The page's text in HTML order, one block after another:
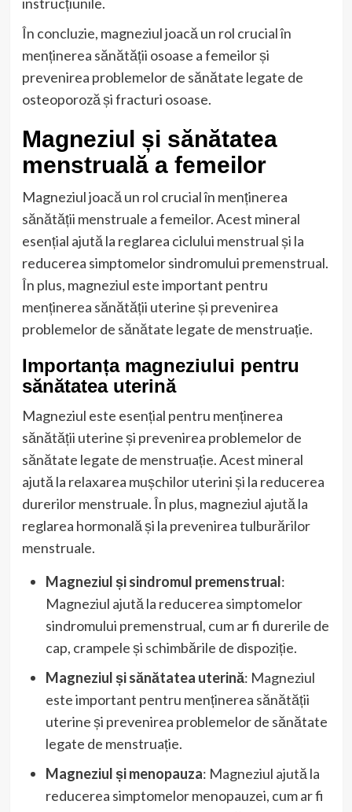
În concluzie, magneziul joacă un rol crucial în
menținerea sănătății osoase a femeilor și
prevenirea problemelor de sănătate legate de
osteoporoză și fracturi osoase.
Magneziul și sănătatea
menstruală a femeilor
Magneziul joacă un rol crucial în menținerea
sănătății menstruale a femeilor. Acest mineral
esențial ajută la reglarea ciclului menstrual și la
reducerea simptomelor sindromului premenstrual.
În plus, magneziul este important pentru
menținerea sănătății uterine și prevenirea
problemelor de sănătate legate de menstruație.
Importanța magneziului pentru
sănătatea uterină
Magneziul este esențial pentru menținerea
sănătății uterine și prevenirea problemelor de
sănătate legate de menstruație. Acest mineral
ajută la relaxarea mușchilor uterini și la reducerea
durerilor menstruale. În plus, magneziul ajută la
reglarea hormonală și la prevenirea tulburărilor
menstruale.
Magneziul și sindromul premenstrual:
Magneziul ajută la reducerea simptomelor
sindromului premenstrual, cum ar fi durerile de
cap, crampele și schimbările de dispoziție.
Magneziul și sănătatea uterină: Magneziul
este important pentru menținerea sănătății
uterine și prevenirea problemelor de sănătate
legate de menstruație.
Magneziul și menopauza: Magneziul ajută la
reducerea simptomelor menopauzei, cum ar fi